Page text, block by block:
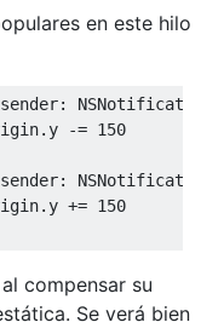
en este hilo
sender:
. y -= 150
sender:
. y += 150
compensar su
Se verá bien